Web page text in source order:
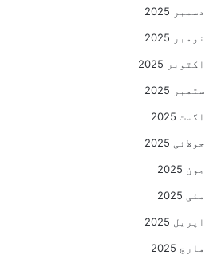
دسمبر 2025
نومبر 2025
اکتوبر 2025
ستمبر 2025
اگست 2025
جولائی 2025
جون 2025
مئی 2025
اپریل 2025
مارچ 2025